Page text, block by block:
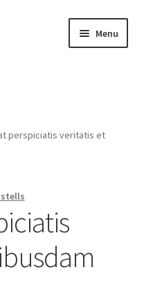
Menu
perspiciatis veritatis et